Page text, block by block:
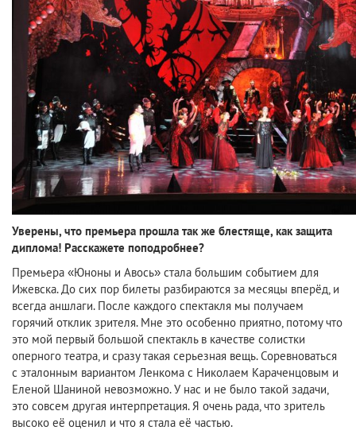
Уверены, что премьера прошла так же блестяще, как защита
диплома! Расскажете поподробнее?
Премьера «Юноны и Авось» стала большим событием для
Ижевска. До сих пор билеты разбираются за месяцы вперёд, и
всегда аншлаги. После каждого спектакля мы получаем
горячий отклик зрителя. Мне это особенно приятно, потому что
это мой первый большой спектакль в качестве солистки
оперного театра, и сразу такая серьезная вещь. Соревноваться
с эталонным вариантом Ленкома с Николаем Караченцовым и
Еленой Шаниной невозможно. У нас и не было такой задачи,
это совсем другая интерпретация. Я очень рада, что зритель
высоко её оценил и что я стала её частью.